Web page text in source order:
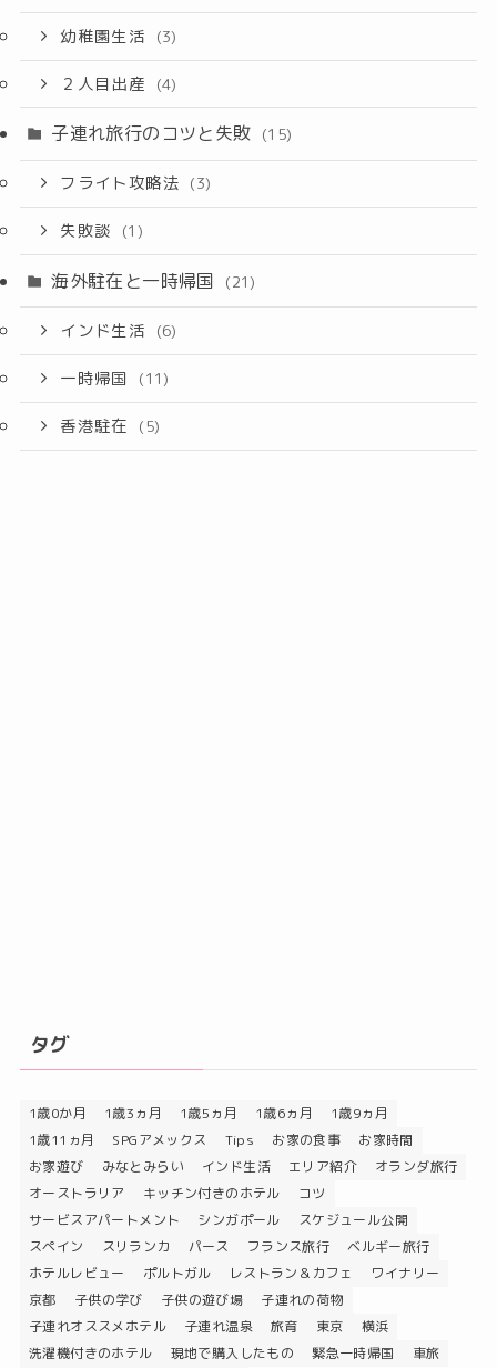
幼稚園生活 (3)
２人目出産 (4)
子連れ旅行のコツと失敗 (15)
フライト攻略法 (3)
失敗談 (1)
海外駐在と一時帰国 (21)
インド生活 (6)
一時帰国 (11)
香港駐在 (5)
タグ
1歳0か月 1歳3ヵ月 1歳5ヵ月 1歳6ヵ月
1歳9ヵ月
1歳11ヵ月
SPGアメックス Tips お家の食事
お家時間
お家遊び
みなとみらい インド生活 エリア紹介
オランダ旅行
オーストラリア
キッチン付きのホテル
コツ
サービスアパートメント
シンガポール
スケジュール公開
スペイン
スリランカ パース フランス旅行
ベルギー旅行
ホテルレビュー
ポルトガル レストラン＆カフェ
ワイナリー
京都
子供の学び 子供の遊び場
子連れの荷物
子連れオススメホテル
子連れ温泉 旅育 東京
横浜
洗濯機付きのホテル
現地で購入したもの 緊急一時帰国
車旅